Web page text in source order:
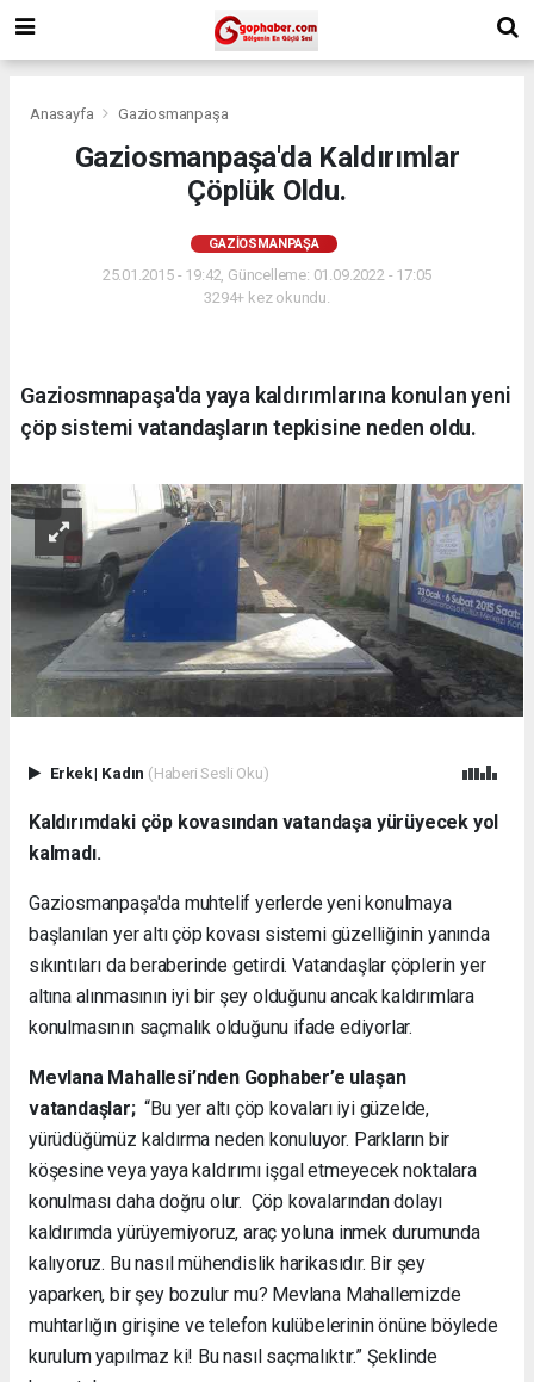
Anasayfa Gaziosmanpaşa
Gaziosmanpaşa'da Kaldırımlar
Çöplük Oldu.
GAZIOSMANPAŞA
25.01.2015 - 19:42, Güncelleme: 01.09.2022 - 17:05
3294+ kez okundu.
Gaziosmnapaşa'da yaya kaldırımlarına konulan yeni
çöp sistemi vatandaşların tepkisine neden oldu.
Erkek| Kadın (Haberi Sesli Oku)
Kaldırımdaki çöp kovasından vatandaşa yürüyecek yol
kalmadı.
Gaziosmanpaşa'da muhtelif yerlerde yeni konulmaya
başlanılan yer altı çöp kovası sistemi güzelliğinin yanında
sıkıntıları da beraberinde getirdi. Vatandaşlar çöplerin yer
altına alınmasının iyi bir şey olduğunu ancak kaldırımlara
konulmasının saçmalık olduğunu ifade ediyorlar.
Mevlana Mahallesi’nden Gophaber’e ulaşan
vatandaşlar;“Bu yer altı çöp kovaları iyi güzelde,
yürüdüğümüz kaldırma neden konuluyor. Parkların bir
köşesine veya yaya kaldırımı işgal etmeyecek noktalara
konulması daha doğru olur. Çöp kovalarından dolayı
kaldırımda yürüyemiyoruz, araç yoluna inmek durumunda
kalıyoruz. Bu nasıl mühendislik harikasıdır. Bir şey
yaparken, bir şey bozulur mu? Mevlana Mahallemizde
muhtarlığın girişine ve telefon kulübelerinin önüne böylede
kurulum yapılmaz ki! Bu nasıl saçmalıktır.” Şeklinde